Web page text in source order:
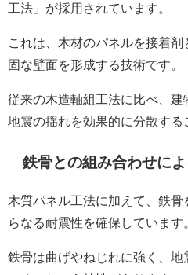
工法」が採用されています。
これは、木材のパネルを接着
固な壁面を形成する技術です。
従来の木造軸組工法に比べ、建
地震の揺れを効果的に分散する
鉄骨との組み合わせに
木質パネル工法に加えて、鉄骨
らなる耐震性を確保しています
鉄骨は曲げやねじれに強く、地